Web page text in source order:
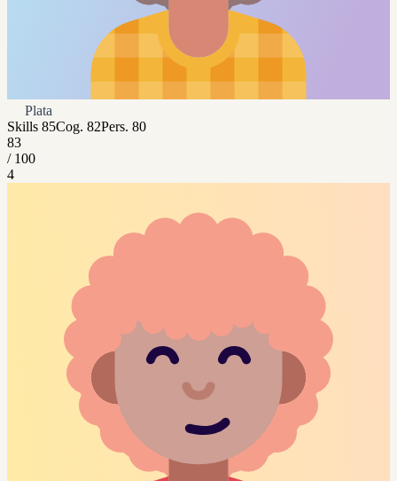
Plata
Skills 85Cog. 82Pers. 80
83
/ 100
4